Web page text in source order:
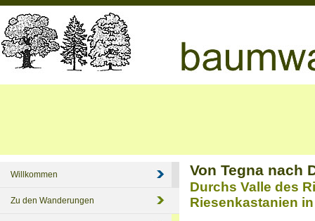
Willkommen
Zu den Wanderungen
Von Tegna nach
Durchs Valle des
Riesenkastanien